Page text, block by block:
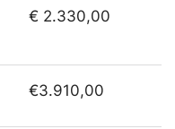
€ 2.330,00
€3.910,00